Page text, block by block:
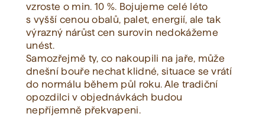
vzroste o min. 10 %. Bojujeme celé léto
s vyšší cenou obalů, palet, energií, ale tak
výrazný nárůst cen surovin nedokážeme
unést.
Samozřejmě ty, co nakoupili na jaře, může
dnešní bouře nechat klidné, situace se vrátí
do normálu během půl roku. Ale tradiční
opozdilci v objednávkách budou
nepříjemně překvapeni.